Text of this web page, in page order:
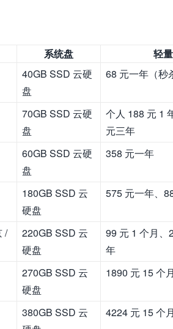
系统盘
轻
40GB SSD 云硬
盘
68 元一年（秒
70GB SSD 云硬
盘
个人 188 元 1
元三年
60GB SSD 云硬
盘
358 元一年
180GB SSD 云
硬盘
575 元一年、
/
220GB SSD 云
硬盘
99 元 1 个月、
年
270GB SSD 云
硬盘
1890 元 15 个月
380GB SSD 云
4224 元 15 个月